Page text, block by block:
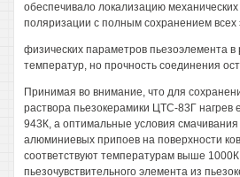
обеспечивало локализацию
поляризации с полным сохранением всех
физических параметров пьезоэлемента
температур, но прочность соединения
Принимая во внимание, что для
раствора пьезокерамики ЦТС-83Г нагрев
943К, а оптимальные условия смачивания
алюминиевых припоев на поверхности
соответствуют температурам выше
пьезочувствительного элемента из